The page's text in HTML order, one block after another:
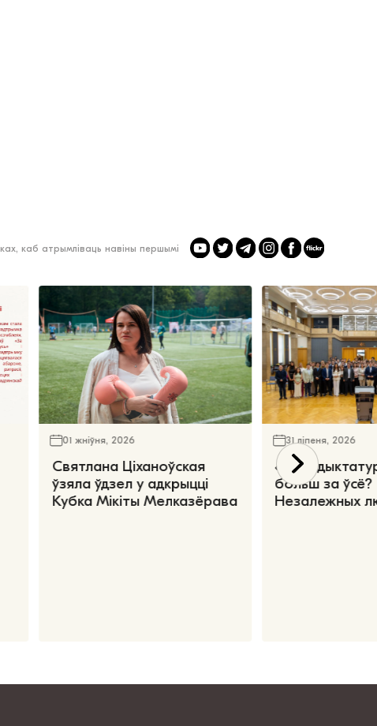
каб атрымліваць навіны першымі
01 жніўня, 2026
Святлана Ціханоўская
ўзяла ўдзел у адкрыцці
Кубка Мікіты Мелказёрава
31 ліпеня, 2026
«Чаго
больш за ўсё?
Незалежных